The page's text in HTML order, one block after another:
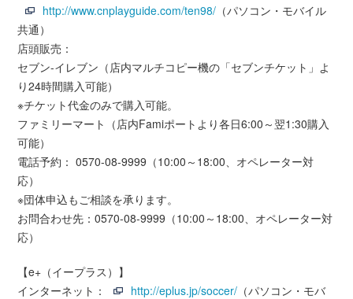
http://www.cnplayguide.com/ten98/ （パソコン・モバイル
共通）
店頭販売：
セブン-イレブン（店内マルチコピー機の「セブンチケット」よ
り24時間購入可能）
※チケット代金のみで購入可能。
ファミリーマート（店内Famiポートより各日6:00～翌1:30購入
可能）
電話予約： 0570-08-9999（10:00～18:00、オペレーター対
応）
※団体申込もご相談を承ります。
お問合わせ先：0570-08-9999（10:00～18:00、オペレーター対
応）
【e+（イープラス）】
インターネット：
http://eplus.jp/soccer/ （パソコン・モバ